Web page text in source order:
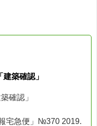
築確認」
確認」
宅急便」№370 2019.